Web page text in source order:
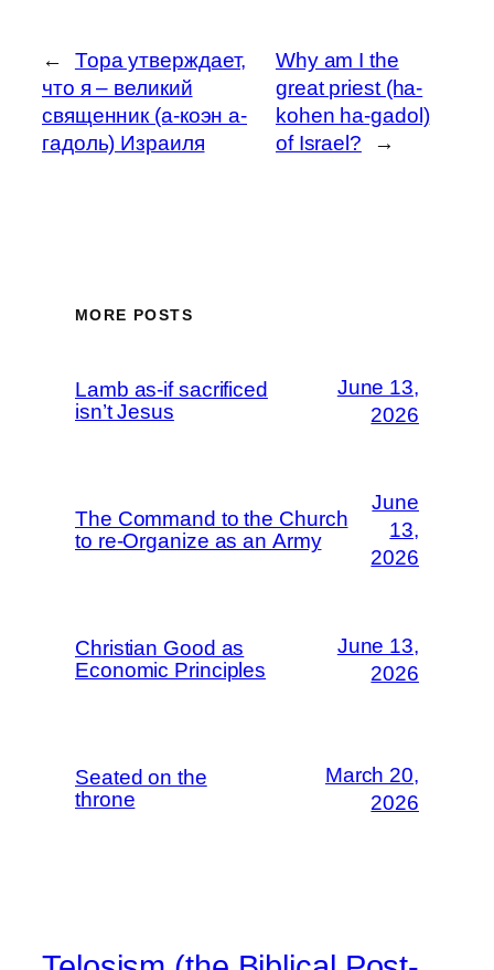
←
Тора утверждает,
что я – великий
священник (а-коэн а-
гадоль) Израиля
Why am I the
great priest (ha-
kohen ha-gadol)
of Israel?
→
MORE POSTS
Lamb as-if sacrificed
isn’t Jesus
June 13,
2026
The Command to the Church
to re-Organize as an Army
June
13,
2026
Christian Good as
Economic Principles
June 13,
2026
Seated on the
throne
March 20,
2026